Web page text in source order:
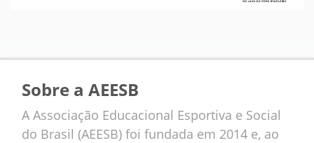
Sobre a AEESB
A Associação Educacional Esportiva e Social
do Brasil (AEESB) foi fundada em 2014 e, ao